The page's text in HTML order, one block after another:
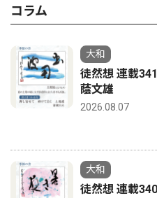
コラム
大和
徒然想 連載
蔭文雄
2026.08.07
大和
徒然想 連載